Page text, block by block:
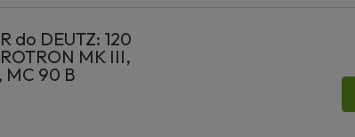
do DEUTZ: 120
MK III,
MC 90 B